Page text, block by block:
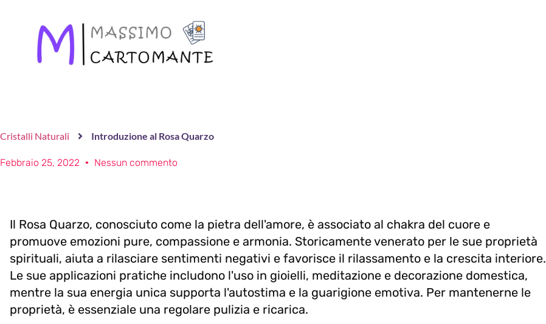
Cristalli Naturali Introduzione al Rosa Quarzo
Febbraio 25, 2022 Nessun commento
Il Rosa Quarzo, conosciuto come la pietra dell'amore, è associato al chakra del cuore e
promuove emozioni pure, compassione e armonia. Storicamente venerato per le sue proprietà
spirituali, aiuta a rilasciare sentimenti negativi e favorisce il rilassamento e la crescita interiore.
Le sue applicazioni pratiche includono l'uso in gioielli, meditazione e decorazione domestica,
mentre la sua energia unica supporta l'autostima e la guarigione emotiva. Per mantenerne le
proprietà, è essenziale una regolare pulizia e ricarica.